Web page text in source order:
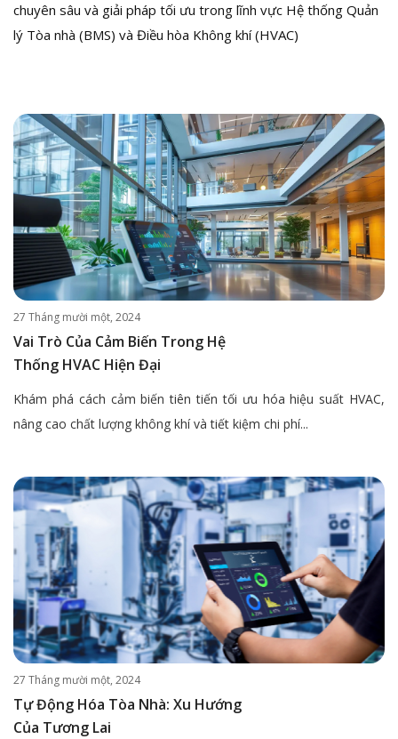
chuyên sâu và giải pháp tối ưu trong lĩnh vực Hệ thống Quản
lý Tòa nhà (BMS) và Điều hòa Không khí (HVAC)
27 Tháng mười một, 2024
Vai Trò Của Cảm Biến Trong Hệ
Thống HVAC Hiện Đại
Khám phá cách cảm biến tiên tiến tối ưu hóa hiệu suất HVAC,
nâng cao chất lượng không khí và tiết kiệm chi phí...
27 Tháng mười một, 2024
Tự Động Hóa Tòa Nhà: Xu Hướng
Của Tương Lai